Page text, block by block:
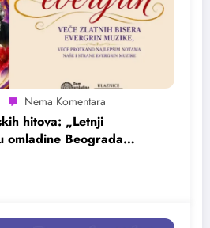
hitova: „Letnji
omladine Beograda